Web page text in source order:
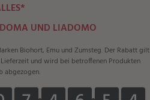
UND LIADOMO
Biohort, Emu und Zumsteg. Der Rabatt gilt
und wird bei betroffenen Produkten
abgezogen.